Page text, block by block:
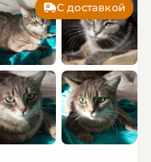
С доставкой